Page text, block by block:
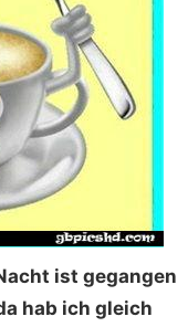
ist gegangen
hab ich gleich